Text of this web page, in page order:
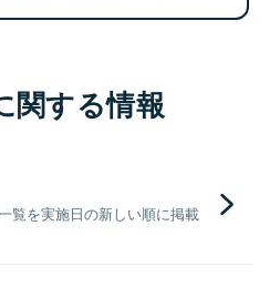
関する情報
覧を実施日の新しい順に掲載